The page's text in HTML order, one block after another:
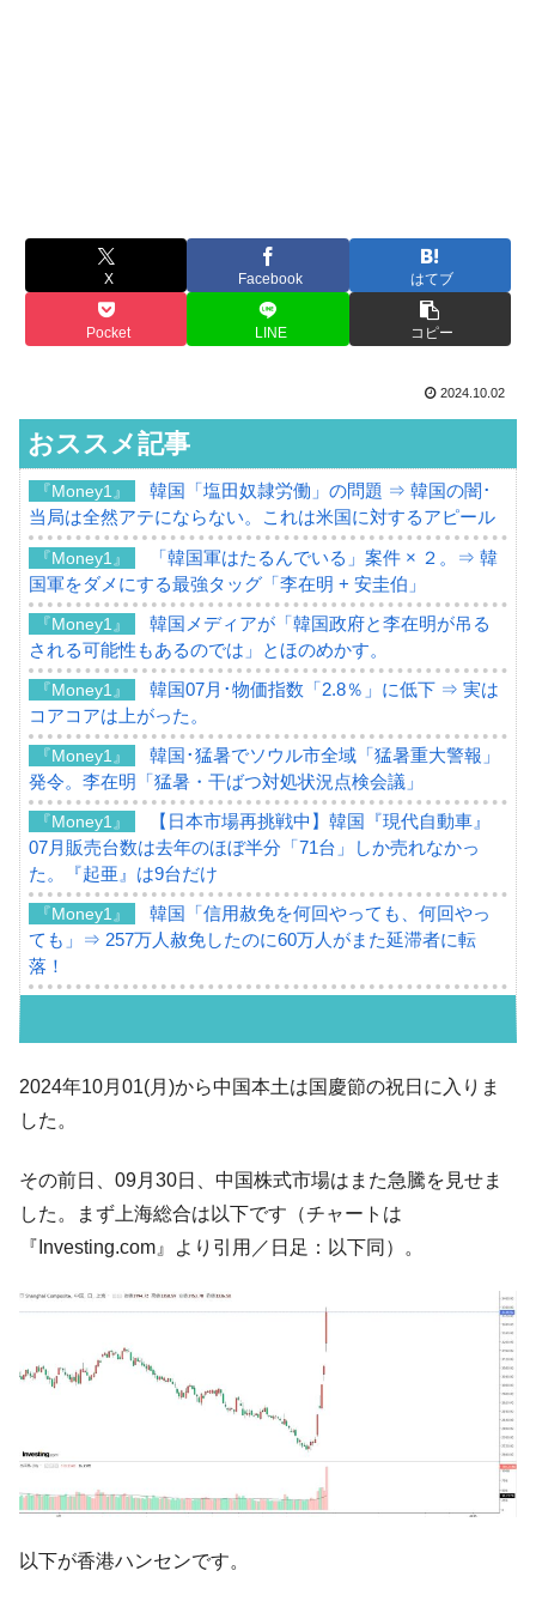
X Facebook はてブ
Pocket LINE コピー
2024.10.02
おススメ記事
『Money1』
韓国「塩田奴隷労働」の問題 ⇒ 韓国の闇･
当局は全然アテにならない。これは米国に対するアピール
『Money1』
「韓国軍はたるんでいる」案件 × ２。⇒ 韓
国軍をダメにする最強タッグ「李在明 + 安圭伯」
『Money1』
韓国メディアが「韓国政府と李在明が吊る
される可能性もあるのでは」とほのめかす。
『Money1』
韓国07月･物価指数「2.8％」に低下 ⇒ 実は
コアコアは上がった。
『Money1』
韓国･猛暑でソウル市全域「猛暑重大警報」
発令。李在明「猛暑・干ばつ対処状況点検会議」
『Money1』
【日本市場再挑戦中】韓国『現代自動車』
07月販売台数は去年のほぼ半分「71台」しか売れなかっ
た。『起亜』は9台だけ
『Money1』
韓国「信用赦免を何回やっても、何回やっ
ても」⇒ 257万人赦免したのに60万人がまた延滞者に転
落！
韓国「2026年07月の輸出入」絶好調。半導
体だけで410億ドル、輸出全体の41％もある
『Money1』
【韓国の外貨準備】2026年07月は4,279億ド
ル。外平債の発行「19.4億ドル」
ーにウソのデータを入力したのは明白だ」
韓国･李在明さっそく不動産対策で浅薄な発
言。
韓国は「中国と同じく」投資に不適格な国
『Money1』
『韓国銀行』が「金の保有量を増やしま
す」⇒「金を経由するドル入手」手段ではないのか？
ル」まで拡大 ⇒ 海外資金の動きに強く左右される状態
2024年10月01(月)から中国本土は国慶節の祝日に入りま
した。
その前日、09月30日、中国株式市場はまた急騰を見せま
した。まず上海総合は以下です（チャートは
『Investing.com』より引用／日足：以下同）。
以下が香港ハンセンです。